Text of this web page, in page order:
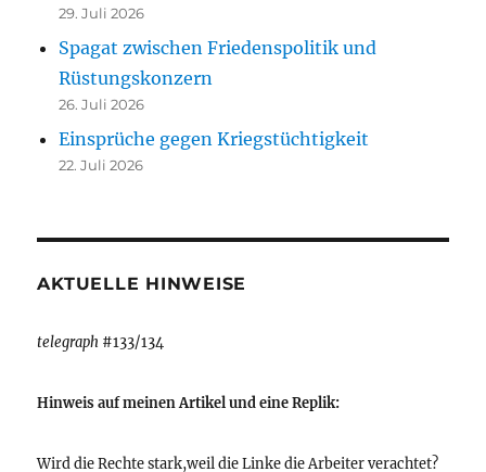
29. Juli 2026
Spagat zwischen Friedenspolitik und
Rüstungskonzern
26. Juli 2026
Einsprüche gegen Kriegstüchtigkeit
22. Juli 2026
AKTUELLE HINWEISE
telegraph #133/134
Hinweis auf meinen Artikel und eine Replik:
Wird die Rechte stark,weil die Linke die Arbeiter verachtet?